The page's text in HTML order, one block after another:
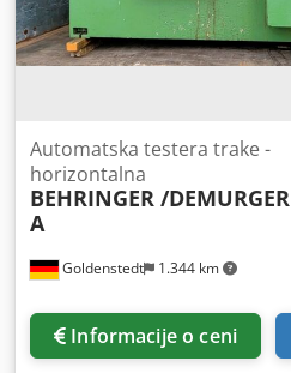
Goldenstedt 1.344 km
Automatska testera trake -
horizontalna
BEHRINGER /DEMURGER
A
Informacije o ceni